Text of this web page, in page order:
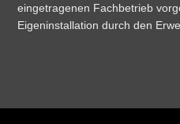
eingetragenen Fachbetrieb
Eigeninstallation durch den